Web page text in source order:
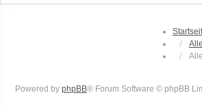
Powered by phpBB® Forum Software © phpBB